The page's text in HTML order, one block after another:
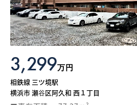
3,299万円
相鉄線 三ツ境駅
横浜市 瀬谷区阿久和 西１丁目